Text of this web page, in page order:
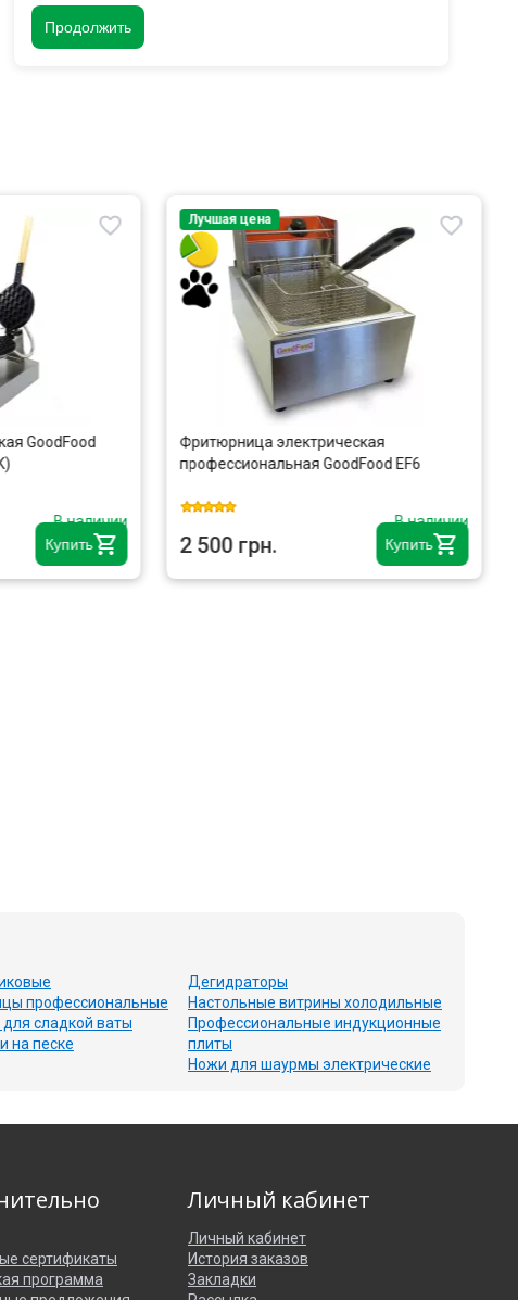
Продолжить
Купить
GoodFood
В наличии
Купить
Лучшая цена
Фритюрница электрическая
профессиональная GoodFood EF6
В наличии
2 500 грн.
профессиональные
сладкой ваты
на песке
Дегидраторы
Настольные витрины холодильные
Профессиональные индукционные
плиты
Ножи для шаурмы электрические
сертификаты
программа
Личный кабинет
Личный кабинет
История заказов
Закладки